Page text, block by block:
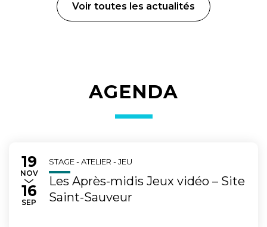
Voir toutes les actualités
AGENDA
Du
19
NOVEMBRE
au
16
SEP TEMBRE
STAGE - ATELIER - JEU
Les Après-midis Jeux vidéo – Site
Saint-Sauveur